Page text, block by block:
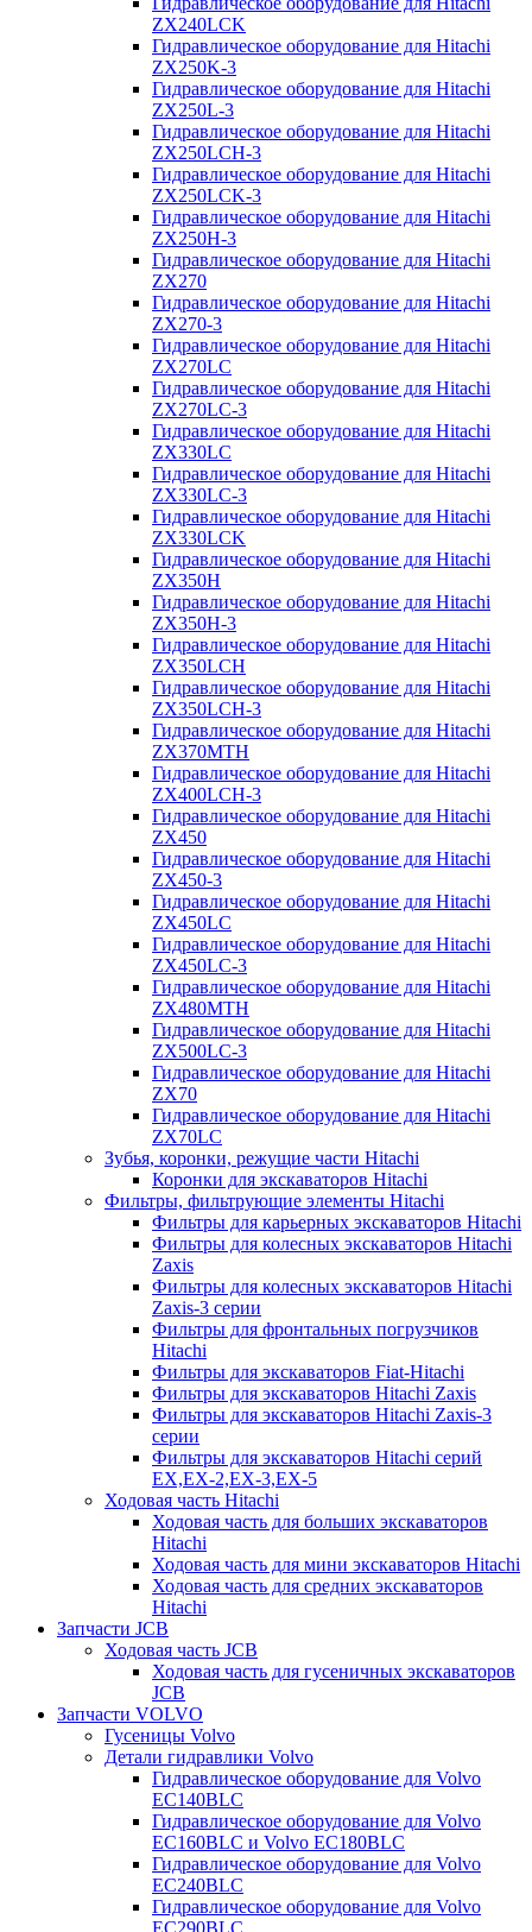
ZX240LCK
Гидравлическое оборудование для Hitachi
ZX250K-3
Гидравлическое оборудование для Hitachi
ZX250L-3
Гидравлическое оборудование для Hitachi
ZX250LCH-3
Гидравлическое оборудование для Hitachi
ZX250LCK-3
Гидравлическое оборудование для Hitachi
ZX250Н-3
Гидравлическое оборудование для Hitachi
ZX270
Гидравлическое оборудование для Hitachi
ZX270-3
Гидравлическое оборудование для Hitachi
ZX270LC
Гидравлическое оборудование для Hitachi
ZX270LC-3
Гидравлическое оборудование для Hitachi
ZX330LC
Гидравлическое оборудование для Hitachi
ZX330LC-3
Гидравлическое оборудование для Hitachi
ZX330LCK
Гидравлическое оборудование для Hitachi
ZX350H
Гидравлическое оборудование для Hitachi
ZX350H-3
Гидравлическое оборудование для Hitachi
ZX350LCH
Гидравлическое оборудование для Hitachi
ZX350LCH-3
Гидравлическое оборудование для Hitachi
ZX370MTH
Гидравлическое оборудование для Hitachi
ZX400LCH-3
Гидравлическое оборудование для Hitachi
ZX450
Гидравлическое оборудование для Hitachi
ZX450-3
Гидравлическое оборудование для Hitachi
ZX450LC
Гидравлическое оборудование для Hitachi
ZX450LC-3
Гидравлическое оборудование для Hitachi
ZX480MTH
Гидравлическое оборудование для Hitachi
ZX500LC-3
Гидравлическое оборудование для Hitachi
ZX70
Гидравлическое оборудование для Hitachi
ZX70LC
Зубья, коронки, режущие части Hitachi
Коронки для экскаваторов Hitachi
Фильтры, фильтрующие элементы Hitachi
Фильтры для карьерных экскаваторов Hitachi
Фильтры для колесных экскаваторов Hitachi
Zaxis
Фильтры для колесных экскаваторов Hitachi
Zaxis-3 серии
Фильтры для фронтальных погрузчиков
Hitachi
Фильтры для экскаваторов Fiat-Hitachi
Фильтры для экскаваторов Hitachi Zaxis
Фильтры для экскаваторов Hitachi Zaxis-3
серии
Фильтры для экскаваторов Hitachi серий
EX,EX-2,EX-3,EX-5
Ходовая часть Hitachi
Ходовая часть для больших экскаваторов
Hitachi
Ходовая часть для мини экскаваторов Hitachi
Ходовая часть для средних экскаваторов
Hitachi
Запчасти JCB
Ходовая часть JCB
Ходовая часть для гусеничных экскаваторов
JCB
Запчасти VOLVO
Гусеницы Volvo
Детали гидравлики Volvo
Гидравлическое оборудование для Volvo
EC140BLC
Гидравлическое оборудование для Volvo
EC160BLC и Volvo EC180BLC
Гидравлическое оборудование для Volvo
EC240BLC
Гидравлическое оборудование для Volvo
EC290BLC